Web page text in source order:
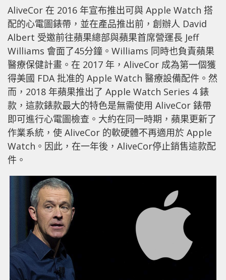
AliveCor 在 2016 年宣布推出可與 Apple Watch 搭
配的心電圖錶帶，並在產品推出前，創辦人 David
Albert 受邀前往蘋果總部與蘋果首席營運長 Jeff
Williams 會面了45分鐘。Williams 同時也負責蘋果
醫療保健計畫。在 2017 年，AliveCor 成為第一個獲
得美國 FDA 批准的 Apple Watch 醫療設備配件。然
而，2018 年蘋果推出了 Apple Watch Series 4 錶
款，這款錶款最大的特色是無需使用 AliveCor 錶帶
即可進行心電圖檢查。大約在同一時期，蘋果更新了
作業系統，使 AliveCor 的軟硬體不再適用於 Apple
Watch。因此，在一年後，AliveCor停止銷售這款配
件。